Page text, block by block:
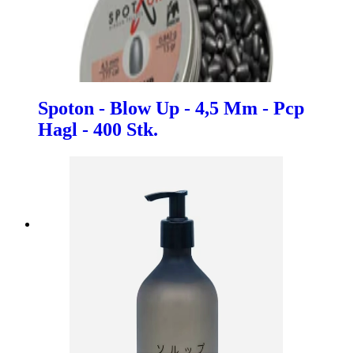
Spoton - Blow Up - 4,5 Mm - Pcp
Hagl - 400 Stk.